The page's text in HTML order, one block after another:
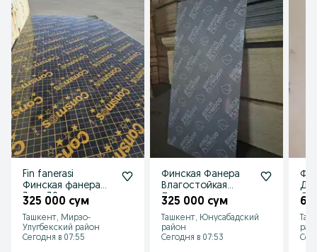
Fin fanerasi
Финская фанера
3мм-30
мм,1220х2440,OSB-
3,1250х2500
325 000 сум
Ташкент, Мирзо-
Улугбекский район
Сегодня в 07:55
Финская Фанера
Влагостойкая
Ламинированная
ОСП Тайрот
Стойки дамкрат
325 000 сум
Ташкент, Юнусабадский
район
Сегодня в 07:53
60